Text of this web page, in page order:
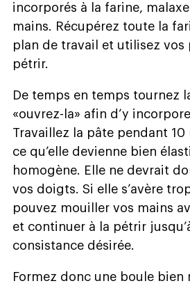
incorporés à la farine,
mains. Récupérez toute la
plan de travail et utilisez vos
pétrir.
De temps en temps tournez
«ouvrez-la» afin d’y
Travaillez la pâte pendant 10
ce qu’elle devienne bien
homogène. Elle ne devrait
vos doigts. Si elle s’avère
pouvez mouiller vos mains
et continuer à la pétrir
consistance désirée.
Formez donc une boule bien